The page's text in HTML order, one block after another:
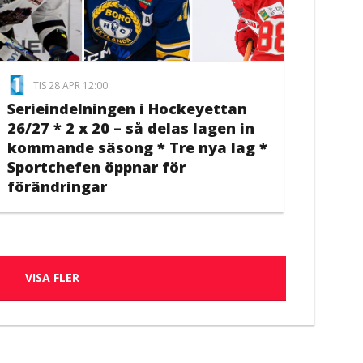
TIS 28 APR 12:00
Serieindelningen i Hockeyettan
26/27 * 2 x 20 – så delas lagen in
kommande säsong * Tre nya lag *
Sportchefen öppnar för
förändringar
VISA FLER